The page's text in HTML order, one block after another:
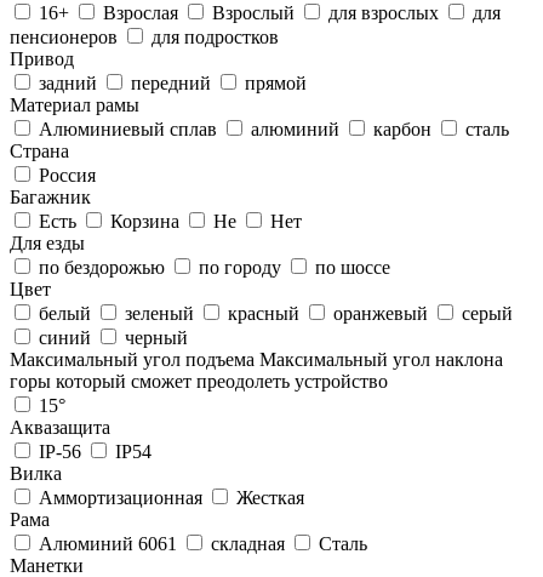
16+
Взрослая Взрослый для взрослых
для
пенсионеров
для подростков
Привод
задний
передний
прямой
Материал рамы
Алюминиевый сплав
алюминий карбон
сталь
Страна
Россия
Багажник
Есть
Корзина Не
Нет
Для езды
по бездорожью
по городу
по шоссе
Цвет
белый
зеленый красный оранжевый
серый
синий
черный
Максимальный угол подъема Максимальный угол наклона
горы который сможет преодолеть устройство
15°
Аквазащита
IP-56
IP54
Вилка
Аммортизационная
Жесткая
Рама
Алюминий 6061
складная
Сталь
Манетки